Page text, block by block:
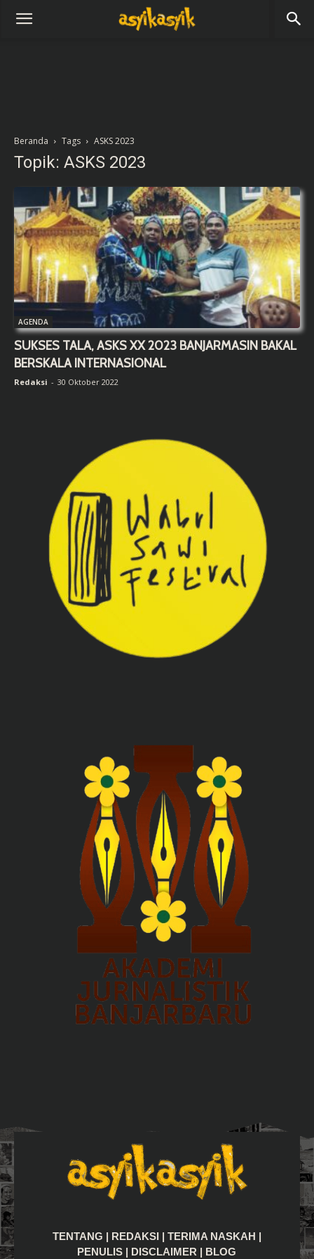
Beranda Tags ASKS 2023
Topik: ASKS 2023
AGENDA
SUKSES TALA, ASKS XX 2023 BANJARMASIN BAKAL
BERSKALA INTERNASIONAL
Redaksi - 30 Oktober 2022
TENTANG REDAKSI TERIMA NASKAH
PENULIS
DISCLAIMER BLOG